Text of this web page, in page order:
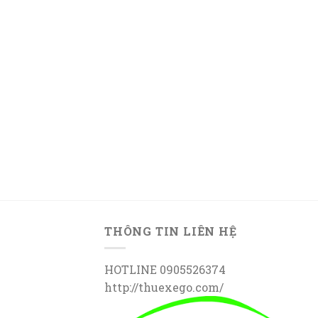
THÔNG TIN LIÊN HỆ
HOTLINE 0905526374
http://thuexego.com/